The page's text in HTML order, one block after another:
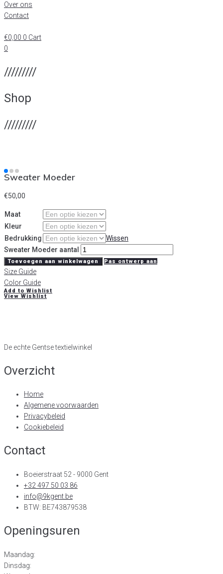
Over ons
Contact
€0,00 0 Cart
0
/////////
Shop
/////////
Sweater Moeder
€50,00
Maat
Kleur
Bedrukking
Wissen
Sweater Moeder aantal
Toevoegen aan winkelwagen Pas ontwerp aan
Size Guide
Color Guide
Add to Wishlist
View Wishlist
De echte Gentse textielwinkel
Overzicht
Home
Algemene voorwaarden
Privacybeleid
Cookiebeleid
Contact
Boeierstraat 52 - 9000 Gent
+32 497 50 03 86
info@9kgent.be
BTW: BE743879538
Openingsuren
Maandag:
Dinsdag: